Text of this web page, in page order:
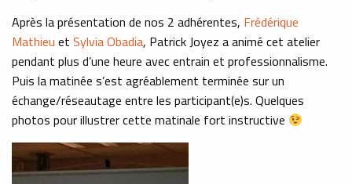
Après la présentation de nos 2 adhérentes, Frédérique
Mathieu et Sylvia Obadia, Patrick Joyez a animé cet atelier
pendant plus d’une heure avec entrain et professionnalisme.
Puis la matinée s’est agréablement terminée sur un
échange/réseautage entre les participant(e)s. Quelques
photos pour illustrer cette matinale fort instructive